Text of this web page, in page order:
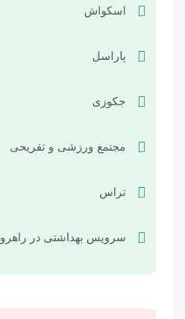
اسکواش
پاراسل
جکوزی
مجتمع ورزشی و تفریحی
تراس
سرویس بهداشتی در راهرو